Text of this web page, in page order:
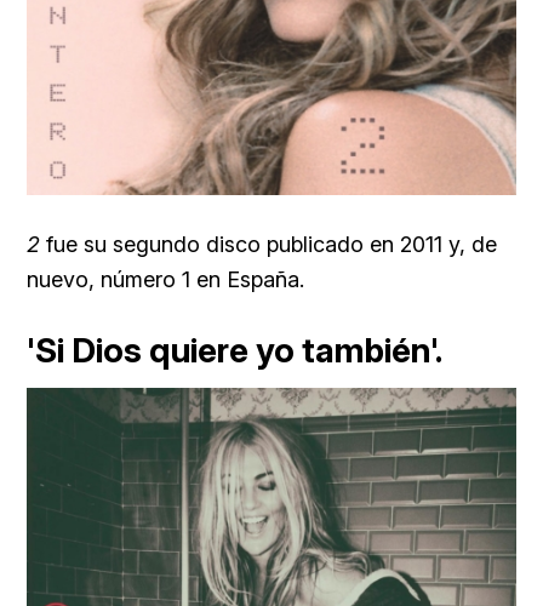
2 fue su segundo disco publicado en 2011 y, de
nuevo, número 1 en España.
'Si Dios quiere yo también'.